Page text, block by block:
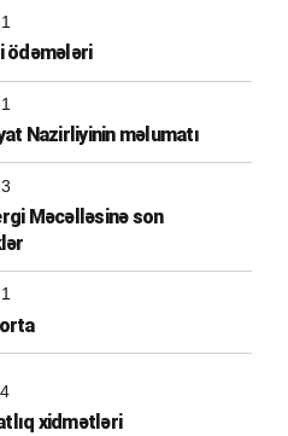
ödəmələri
Nazirliyinin məlumatı
Məcəlləsinə son
Mühasibatlıq xidmətləri